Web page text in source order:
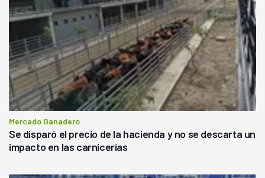
Mercado Ganadero
Se disparó el precio de la hacienda y no se descarta un
impacto en las carnicerías